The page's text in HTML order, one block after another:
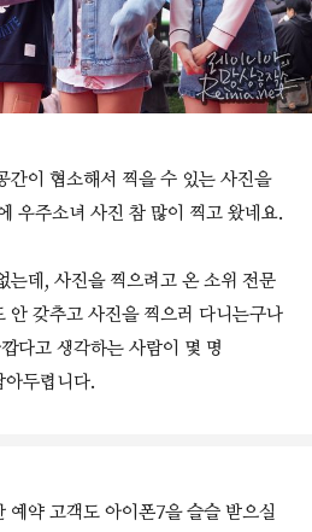
간이 협소해서 찍을 수 있는 사진을
우주소녀 사진 참 많이 찍고 왔네요.
는데, 사진을 찍으려고 온 소위 전문
안 갖추고 사진을 찍으러 다니는구나
다고 생각하는 사람이 몇 명
두렵니다.
예약 고객도 아이폰7을 슬슬 받으실